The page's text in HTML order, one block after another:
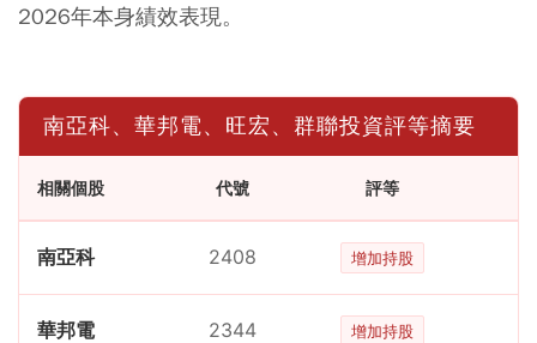
2026年本身績效表現。
南亞科、華邦電、旺宏、群聯投資評等摘要
相關個股 代號 評等
南亞科 2408 增加持股
華邦電 2344 增加持股